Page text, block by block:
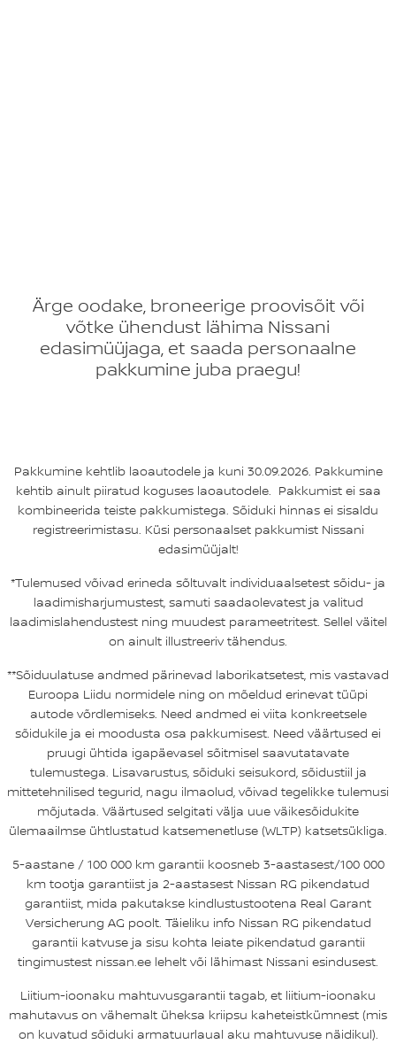
Ärge oodake, broneerige proovisõit või
võtke ühendust lähima Nissani
edasimüüjaga, et saada personaalne
pakkumine juba praegu!
Pakkumine kehtlib laoautodele ja kuni 30.09.2026. Pakkumine
kehtib ainult piiratud koguses laoautodele. Pakkumist ei saa
kombineerida teiste pakkumistega. Sõiduki hinnas ei sisaldu
registreerimistasu. Küsi personaalset pakkumist Nissani
edasimüüjalt!
*Tulemused võivad erineda sõltuvalt individuaalsetest sõidu- ja
laadimisharjumustest, samuti saadaolevatest ja valitud
laadimislahendustest ning muudest parameetritest. Sellel väitel
on ainult illustreeriv tähendus.
**Sõiduulatuse andmed pärinevad laborikatsetest, mis vastavad
Euroopa Liidu normidele ning on mõeldud erinevat tüüpi
autode võrdlemiseks. Need andmed ei viita konkreetsele
sõidukile ja ei moodusta osa pakkumisest. Need väärtused ei
pruugi ühtida igapäevasel sõitmisel saavutatavate
tulemustega. Lisavarustus, sõiduki seisukord, sõidustiil ja
mittetehnilised tegurid, nagu ilmaolud, võivad tegelikke tulemusi
mõjutada. Väärtused selgitati välja uue väikesõidukite
ülemaailmse ühtlustatud katsemenetluse (WLTP) katsetsükliga.
5-aastane / 100 000 km garantii koosneb 3-aastasest/100 000
km tootja garantiist ja 2-aastasest Nissan RG pikendatud
garantiist, mida pakutakse kindlustustootena Real Garant
Versicherung AG poolt. Täieliku info Nissan RG pikendatud
garantii katvuse ja sisu kohta leiate pikendatud garantii
tingimustest nissan.ee lehelt või lähimast Nissani esindusest.
Liitium-ioonaku mahtuvusgarantii tagab, et liitium-ioonaku
mahutavus on vähemalt üheksa kriipsu kaheteistkümnest (mis
on kuvatud sõiduki armatuurlaual aku mahtuvuse näidikul).